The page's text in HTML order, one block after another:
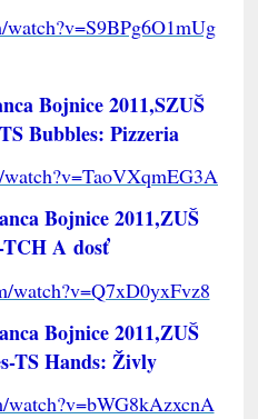
Bojnice 2011,SZUŠ
Bubbles: Pizzeria
Bojnice 2011,ZUŠ
A dosť
watch?v=Q7xD0yxFvz8
Bojnice 2011,ZUŠ
TS Hands: Živly